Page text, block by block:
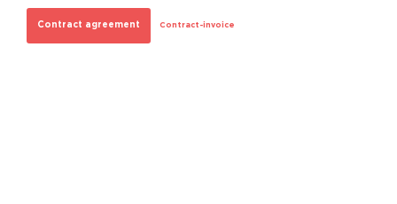
Contract agreement Contract-invoice